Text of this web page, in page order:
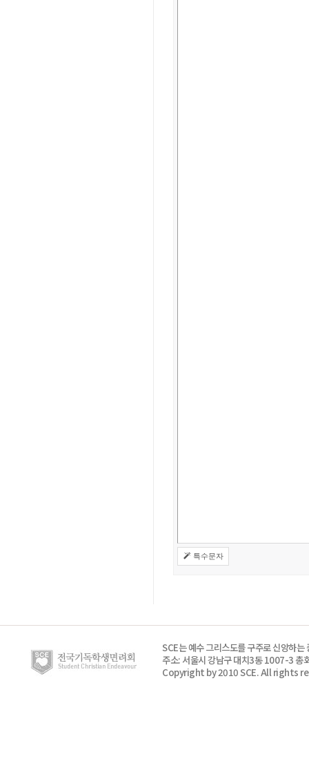
특수문자
SCE는 예수 그리스도를 구주로 신앙하
주소: 서울시 강남구 대치3동 1007-3
Copyright by 2010 SCE. All rights